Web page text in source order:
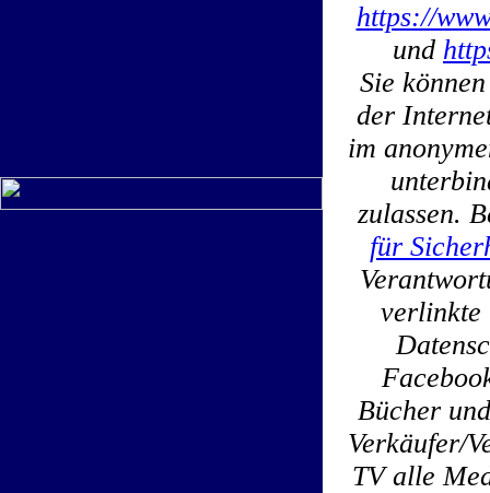
https://
und
Sie
der
im
zulassen.
für
verlinkte
Bücher
Verkäufer/
TV alle